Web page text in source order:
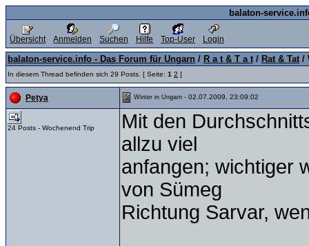
balaton-
Übersicht Anmelden Suchen Hilfe Top-User Login
balaton-service.info - Das Forum für Ungarn / R a t & T a t / Rat & Tat /
In diesem Thread befinden sich 29 Posts. [ Seite: 1 2 ]
Petya Winter in Ungarn - 02.07.2009, 23:09:02
24 Posts - Wochenend Trip
Mit den
allzu viel
anfangen; wichtiger
von Sümeg
Richtung Sarvar,